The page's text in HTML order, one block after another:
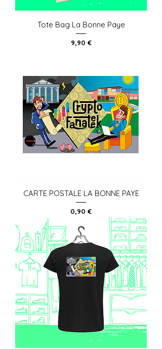
Tote Bag La Bonne Paye
Prix
9,90 €
CARTE POSTALE LA BONNE PAYE
Prix
0,90 €